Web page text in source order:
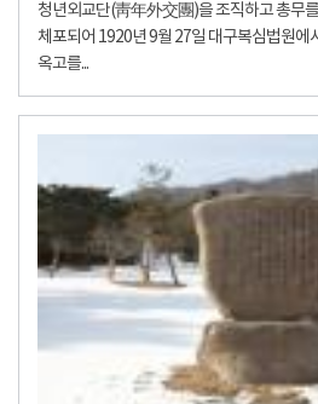
청년외교단(靑年外交團)을 조직하고 총무
체포되어 1920년 9월 27일 대구복심법원에
옥고를...